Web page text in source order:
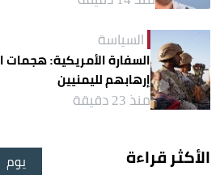
السياسة
السفارة الأمريكية: هجمات
إرهابهم لليمنيين
منذ 23 دقيقة
الأكثر قراءة يوم